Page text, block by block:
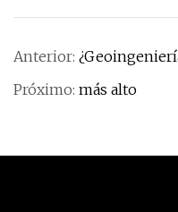
Anterior:
Próximo: más alto